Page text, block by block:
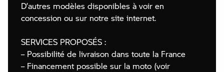
D’autres modèles disponibles à voir en
concession ou sur notre site internet.
SERVICES PROPOSÉS :
– Possibilité de livraison dans toute la France
– Financement possible sur la moto (voir